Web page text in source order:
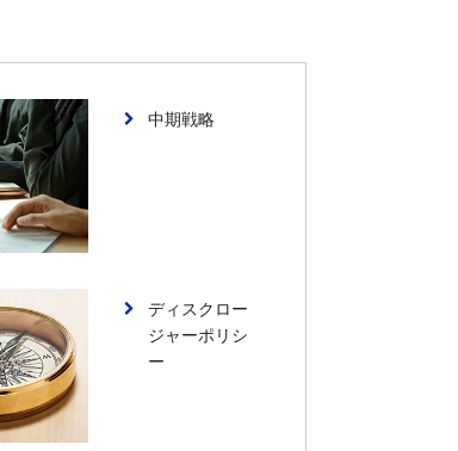
中期戦略
ディスクロー
ジャーポリシ
ー